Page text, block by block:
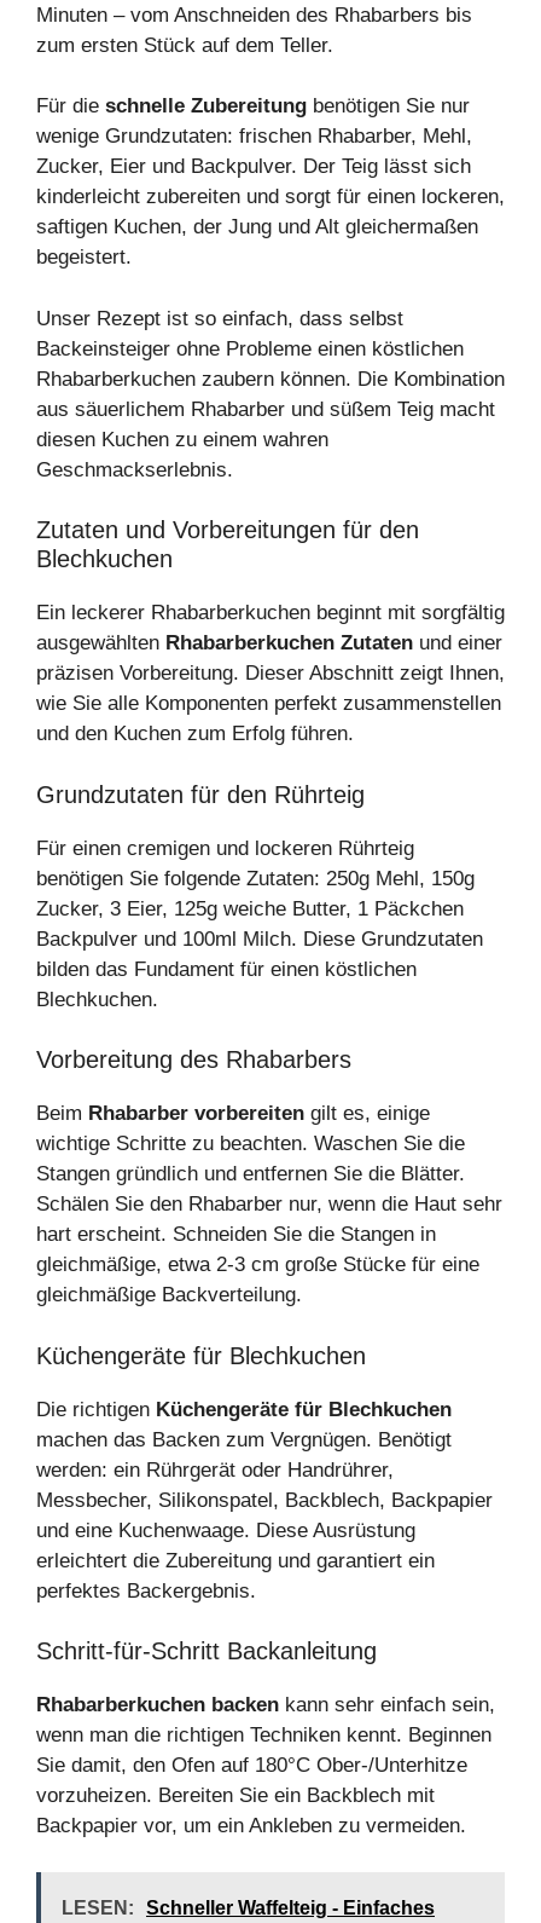
Minuten – vom Anschneiden des Rhabarbers bis
zum ersten Stück auf dem Teller.
Für die schnelle Zubereitung benötigen Sie nur
wenige Grundzutaten: frischen Rhabarber, Mehl,
Zucker, Eier und Backpulver. Der Teig lässt sich
kinderleicht zubereiten und sorgt für einen lockeren,
saftigen Kuchen, der Jung und Alt gleichermaßen
begeistert.
Unser Rezept ist so einfach, dass selbst
Backeinsteiger ohne Probleme einen köstlichen
Rhabarberkuchen zaubern können. Die Kombination
aus säuerlichem Rhabarber und süßem Teig macht
diesen Kuchen zu einem wahren
Geschmackserlebnis.
Zutaten und Vorbereitungen für den
Blechkuchen
Ein leckerer Rhabarberkuchen beginnt mit sorgfältig
ausgewählten Rhabarberkuchen Zutaten und einer
präzisen Vorbereitung. Dieser Abschnitt zeigt Ihnen,
wie Sie alle Komponenten perfekt zusammenstellen
und den Kuchen zum Erfolg führen.
Grundzutaten für den Rührteig
Für einen cremigen und lockeren Rührteig
benötigen Sie folgende Zutaten: 250g Mehl, 150g
Zucker, 3 Eier, 125g weiche Butter, 1 Päckchen
Backpulver und 100ml Milch. Diese Grundzutaten
bilden das Fundament für einen köstlichen
Blechkuchen.
Vorbereitung des Rhabarbers
Beim Rhabarber vorbereiten gilt es, einige
wichtige Schritte zu beachten. Waschen Sie die
Stangen gründlich und entfernen Sie die Blätter.
Schälen Sie den Rhabarber nur, wenn die Haut sehr
hart erscheint. Schneiden Sie die Stangen in
gleichmäßige, etwa 2-3 cm große Stücke für eine
gleichmäßige Backverteilung.
Küchengeräte für Blechkuchen
Die richtigen Küchengeräte für Blechkuchen
machen das Backen zum Vergnügen. Benötigt
werden: ein Rührgerät oder Handrührer,
Messbecher, Silikonspatel, Backblech, Backpapier
und eine Kuchenwaage. Diese Ausrüstung
erleichtert die Zubereitung und garantiert ein
perfektes Backergebnis.
Schritt-für-Schritt Backanleitung
Rhabarberkuchen backen kann sehr einfach sein,
wenn man die richtigen Techniken kennt. Beginnen
Sie damit, den Ofen auf 180°C Ober-/Unterhitze
vorzuheizen. Bereiten Sie ein Backblech mit
Backpapier vor, um ein Ankleben zu vermeiden.
LESEN:
Schneller Waffelteig - Einfaches